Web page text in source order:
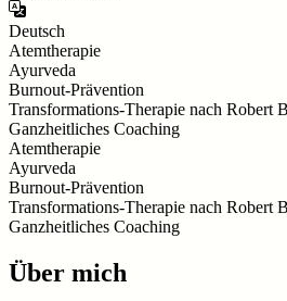
Deutsch
Atemtherapie
Ayurveda
Burnout-Prävention
Transformations-Therapie nach Robert
Ganzheitliches Coaching
Atemtherapie
Ayurveda
Burnout-Prävention
Transformations-Therapie nach Robert
Ganzheitliches Coaching
Über mich